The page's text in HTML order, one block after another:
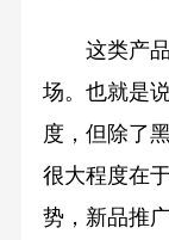
这类产
场。也就是
度，但除了
很大程度在
势，新品推